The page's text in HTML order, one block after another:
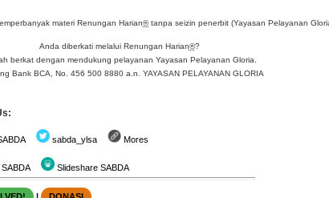
materi Renungan Harian®tanpa seizin penerbit (Yayasan Pelayanan
Anda diberkati melalui Renungan Harian®?
berkat dengan mendukung pelayanan Yayasan Pelayanan Gloria.
Bank BCA, No. 456 500 8880 a.n. YAYASAN PELAYANAN GLORIA
sabda_ylsa Mores
Slideshare SABDA